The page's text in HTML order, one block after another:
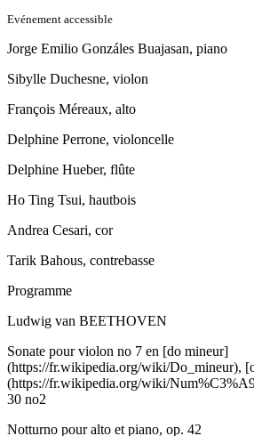
Evénement accessible
Jorge Emilio Gonzáles Buajasan, piano
Sibylle Duchesne, violon
François Méreaux, alto
Delphine Perrone, violoncelle
Delphine Hueber, flûte
Ho Ting Tsui, hautbois
Andrea Cesari, cor
Tarik Bahous, contrebasse
Programme
Ludwig van BEETHOVEN
Sonate pour violon no 7 en [do mineur]
(https://fr.wikipedia.org/wiki/Do_mineur),
(https://fr.wikipedia.org/wiki/
30 no2
Notturno pour alto et piano, op. 42